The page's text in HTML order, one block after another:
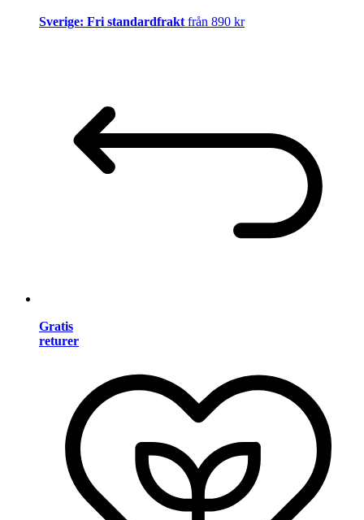
Sverige: Fri standardfrakt från 890 kr
Gratis
returer